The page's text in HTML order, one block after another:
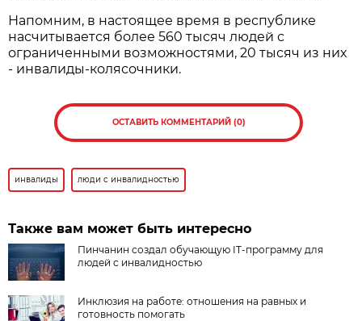
Напомним, в настоящее время в республике
насчитывается более 560 тысяч людей с
ограниченными возможностями, 20 тысяч из них
- инвалиды-колясочники.
ОСТАВИТЬ КОММЕНТАРИЙ (0)
инвалиды люди с инвалидностью
Также вам может быть интересно
Пинчанин создал обучающую IT-программу для
людей с инвалидностью
Инклюзия на работе: отношения на равных и
готовность помогать